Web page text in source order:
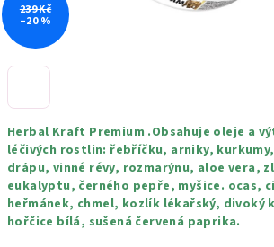
Herbal Kraft Premium .Obsahuje oleje a
léčivých rostlin: řebříčku, arniky,
drápu, vinné révy, rozmarýnu, aloe vera,
eukalyptu, černého pepře, myšice. ocas,
heřmánek, chmel, kozlík lékařský, divoký
hořčice bílá, sušená červená paprika.
239 Kč
–20 %